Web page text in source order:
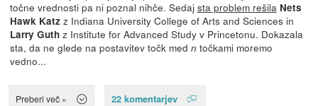
točne vrednosti pa ni poznal nihče. Sedaj sta problem rešila Nets
Hawk Katzz Indiana University College of Arts and Sciences in
Larry Guthz Institute for Advanced Study v Princetonu. Dokazala
sta, da ne glede na postavitev točk med n točkami moremo
vedno...
Preberi več » 22 komentarjev